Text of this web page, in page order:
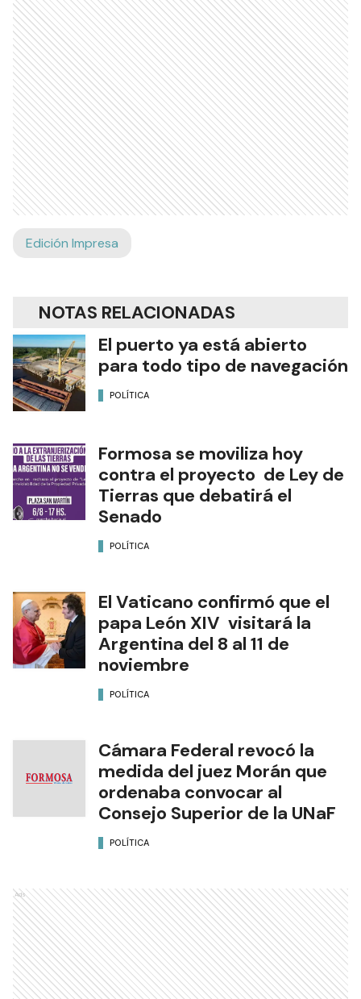
Edición Impresa
NOTAS RELACIONADAS
El puerto ya está abierto
para todo tipo de navegación
POLÍTICA
Formosa se moviliza hoy
contra el proyecto de Ley de
Tierras que debatirá el
Senado
POLÍTICA
El Vaticano confirmó que el
papa León XIV visitará la
Argentina del 8 al 11 de
noviembre
POLÍTICA
Cámara Federal revocó la
medida del juez Morán que
ordenaba convocar al
Consejo Superior de la UNaF
POLÍTICA
Ads